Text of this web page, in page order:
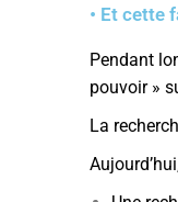
• Et cette
Pendant
pouvoir »
La